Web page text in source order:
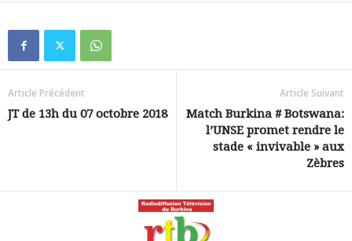
Article Précédent
JT de 13h du 07 octobre 2018
Article Suivant
Match Burkina # Botswana:
l’UNSE promet rendre le
stade « invivable » aux
Zèbres